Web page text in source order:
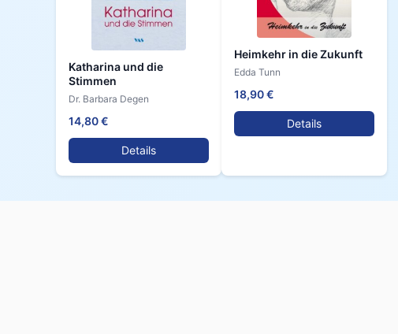
Katharina und die
Stimmen
Dr. Barbara Degen
14,80 €
Details
Heimkehr in die Zukunft
Edda Tunn
18,90 €
Details